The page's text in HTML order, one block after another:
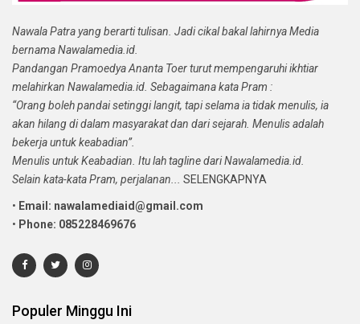
Nawala Patra yang berarti tulisan. Jadi cikal bakal lahirnya Media
bernama Nawalamedia.id.
Pandangan Pramoedya Ananta Toer turut mempengaruhi ikhtiar
melahirkan Nawalamedia.id. Sebagaimana kata Pram :
“Orang boleh pandai setinggi langit, tapi selama ia tidak menulis, ia
akan hilang di dalam masyarakat dan dari sejarah. Menulis adalah
bekerja untuk keabadian”.
Menulis untuk Keabadian. Itu lah tagline dari Nawalamedia.id.
Selain kata-kata Pram, perjalanan...
SELENGKAPNYA
• Email: nawalamediaid@gmail.com
• Phone: 085228469676
Populer Minggu Ini